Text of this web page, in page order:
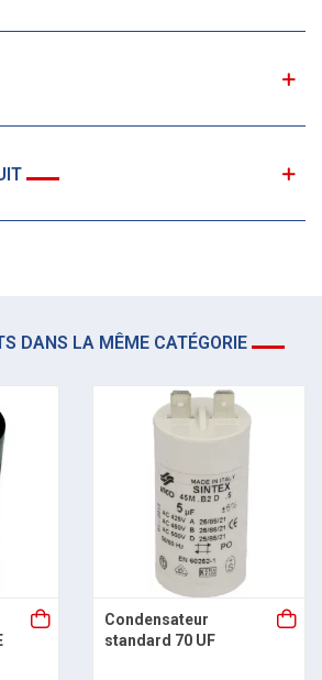
DANS LA MÊME CATÉGORIE
Condensateur
standard 70 UF